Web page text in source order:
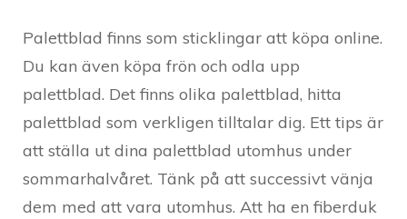
Palettblad finns som sticklingar att köpa online.
Du kan även köpa frön och odla upp
palettblad. Det finns olika palettblad, hitta
palettblad som verkligen tilltalar dig. Ett tips är
att ställa ut dina palettblad utomhus under
sommarhalvåret. Tänk på att successivt vänja
dem med att vara utomhus. Att ha en fiberduk